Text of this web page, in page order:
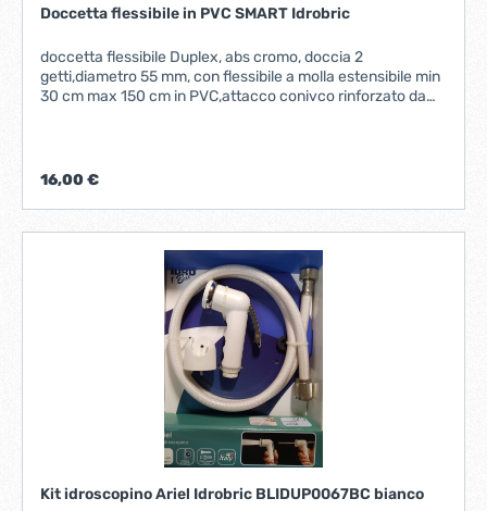
Doccetta flessibile in PVC SMART Idrobric
doccetta flessibile Duplex, abs cromo, doccia 2
getti,diametro 55 mm, con flessibile a molla estensibile min
30 cm max 150 cm in PVC,attacco conivco rinforzato da
16,00 €
Kit idroscopino Ariel Idrobric BLIDUP0067BC bianco